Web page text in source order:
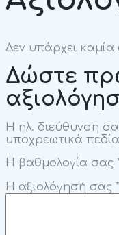
Δεν υπάρχει
Δώστε
Η ηλ. διεύθυνση
υποχρεωτικά
Η βαθμολογία σας
Η αξιολόγησή σας *